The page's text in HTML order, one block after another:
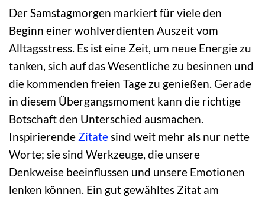
Der Samstagmorgen markiert für viele den
Beginn einer wohlverdienten Auszeit vom
Alltagsstress. Es ist eine Zeit, um neue Energie zu
tanken, sich auf das Wesentliche zu besinnen und
die kommenden freien Tage zu genießen. Gerade
in diesem Übergangsmoment kann die richtige
Botschaft den Unterschied ausmachen.
Inspirierende Zitatesind weit mehr als nur nette
Worte; sie sind Werkzeuge, die unsere
Denkweise beeinflussen und unsere Emotionen
lenken können. Ein gut gewähltes Zitat am